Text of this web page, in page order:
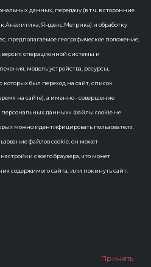
×
как эффективно
данными. Сервис
данных, передачу (в т.ч. в сторонние
Яндекс.Метрика) и обработку
предполагаемое географическое положение,
версия операционной системы и
модель устройства, ресурсы,
был переход на сайт, список
на сайте), а именно - совершение
данных». Файлы cookie не
можно идентифицировать пользователя.
файлов cookie, он может
своего браузера, что может
содержимого сайта, или покинуть сайт.
Принять